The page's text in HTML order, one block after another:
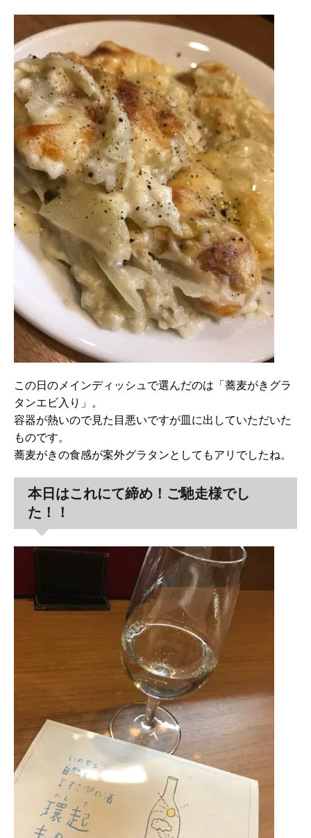
この日のメインディッシュで選んだのは「蕎麦がきグラ
タンエビ入り」。
容器が熱いので見た目悪いですが皿に出していただいた
ものです。
蕎麦がきの食感が案外グラタンとしてもアリでしたね。
本日はこれにて締め！ご馳走様でし
た！！